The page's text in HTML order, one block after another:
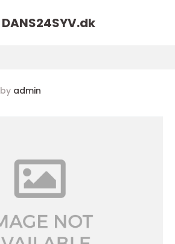
DANS24SYV.dk
by admin